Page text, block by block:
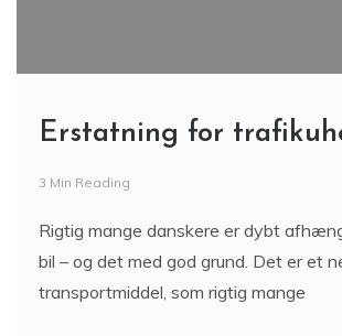
Erstatning for
3 Min Reading
Rigtig mange danskere er dybt
bil – og det med god grund. Det er et
transportmiddel, som rigtig mange